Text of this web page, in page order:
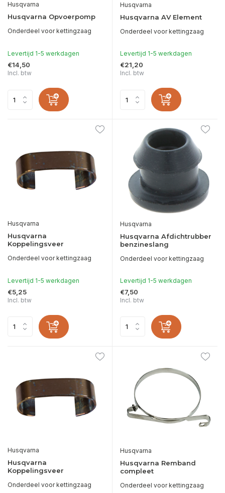
Husqvarna
Husqvarna Opvoerpomp
Onderdeel voor kettingzaag
Levertijd 1-5 werkdagen
€14,50
Incl. btw
Husqvarna
Husqvarna AV Element
Onderdeel voor kettingzaag
Levertijd 1-5 werkdagen
€21,20
Incl. btw
Husqvarna
Husqvarna
Koppelingsveer
Onderdeel voor kettingzaag
Levertijd 1-5 werkdagen
€5,25
Incl. btw
Husqvarna
Husqvarna Afdichtrubber
benzineslang
Onderdeel voor kettingzaag
Levertijd 1-5 werkdagen
€7,50
Incl. btw
Husqvarna
Husqvarna
Koppelingsveer
Onderdeel voor kettingzaag
Husqvarna
Husqvarna Remband
compleet
Onderdeel voor kettingzaag